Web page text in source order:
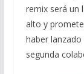
remix será un
alto y
haber
segunda